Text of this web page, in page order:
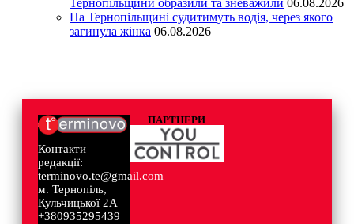
Тернопільщини образили та зневажили 06.08.2026
На Тернопільщині судитимуть водія, через якого
загинула жінка 06.08.2026
Контакти
редакції:
terminovo.te@gmail.com
м. Тернопіль,
Кульчицької 2А
+380935295439
ПАРТНЕРИ